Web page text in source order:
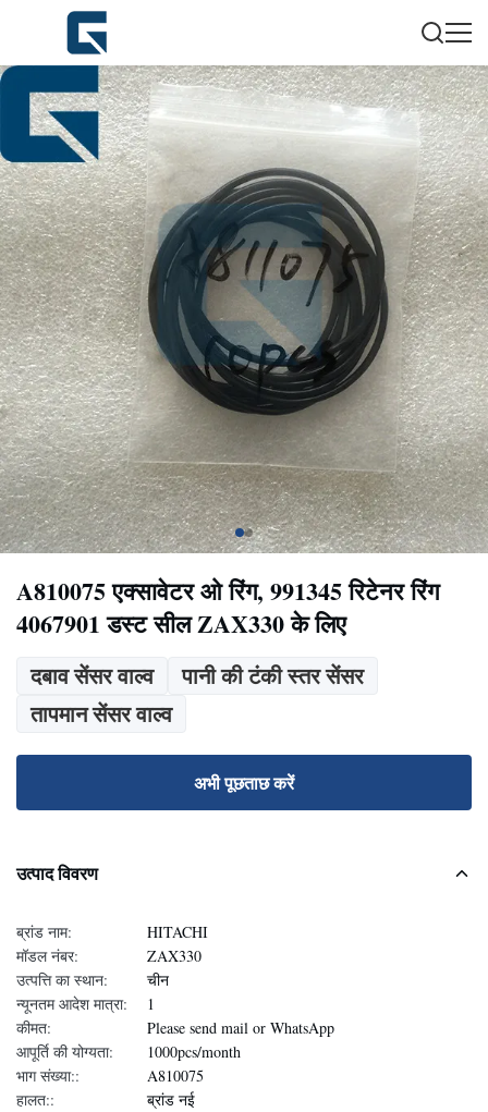
A810075 एक्सावेटर ओ रिंग, 991345 रिटेनर रिंग
4067901 डस्ट सील ZAX330 के लिए
दबाव सेंसर वाल्व
पानी की टंकी स्तर सेंसर
तापमान सेंसर वाल्व
अभी पूछताछ करें
उत्पाद विवरण
ब्रांड नाम:
HITACHI
मॉडल नंबर:
ZAX330
उत्पत्ति का स्थान:
चीन
न्यूनतम आदेश मात्रा:
1
कीमत:
Please send mail or WhatsApp
आपूर्ति की योग्यता:
1000pcs/month
भाग संख्या::
A810075
हालत::
ब्रांड नई